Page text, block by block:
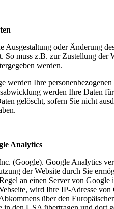
oder Änderung
So muss z.B. zur Zustellung
werden.
Ihre
werden Ihre Daten
gelöscht, sofern Sie nicht
Analytics
(Google). Google Analytics
der Website durch Sie
an einen Server von
wird Ihre IP-Adresse
über den